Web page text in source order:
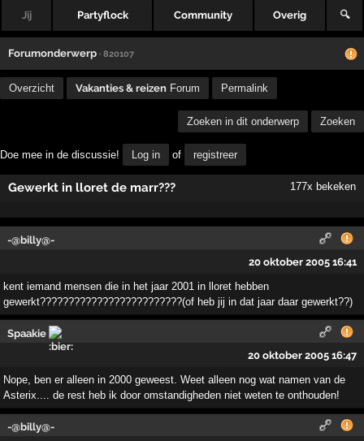
Jij Partyflock Community Overig 🔍
Forumonderwerp · 820107
Overzicht Vakanties & reizen Forum Permalink
Zoeken in dit onderwerp Zoeken
Doe mee in de discussie! Log in of registreer
Gewerkt in lloret de marr??? 177x bekeken
-@billy@-
20 oktober 2005 16:41
kent iemand mensen die in het jaar 2001 in lloret hebben
gewerkt?????????????????????????(of heb jij in dat jaar daar gewerkt??)
Spaakie
20 oktober 2005 16:47
Nope, ben er alleen in 2000 geweest. Weet alleen nog wat namen van de
Asterix.... de rest heb ik door omstandigheden niet weten te onthouden!
-@billy@-